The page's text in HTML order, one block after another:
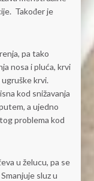
Također je
pa tako
nosa i pluća, krvi
krvi.
kod snižavanja
a ujedno
problema kod
u želucu, pa se
sluz u